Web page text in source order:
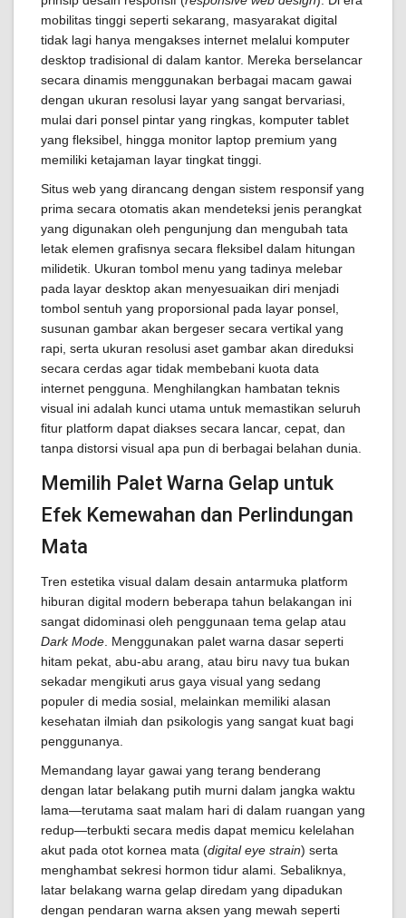
mobilitas tinggi seperti sekarang, masyarakat digital
tidak lagi hanya mengakses internet melalui komputer
desktop tradisional di dalam kantor. Mereka berselancar
secara dinamis menggunakan berbagai macam gawai
dengan ukuran resolusi layar yang sangat bervariasi,
mulai dari ponsel pintar yang ringkas, komputer tablet
yang fleksibel, hingga monitor laptop premium yang
memiliki ketajaman layar tingkat tinggi.
Situs web yang dirancang dengan sistem responsif yang
prima secara otomatis akan mendeteksi jenis perangkat
yang digunakan oleh pengunjung dan mengubah tata
letak elemen grafisnya secara fleksibel dalam hitungan
milidetik. Ukuran tombol menu yang tadinya melebar
pada layar desktop akan menyesuaikan diri menjadi
tombol sentuh yang proporsional pada layar ponsel,
susunan gambar akan bergeser secara vertikal yang
rapi, serta ukuran resolusi aset gambar akan direduksi
secara cerdas agar tidak membebani kuota data
internet pengguna. Menghilangkan hambatan teknis
visual ini adalah kunci utama untuk memastikan seluruh
fitur platform dapat diakses secara lancar, cepat, dan
tanpa distorsi visual apa pun di berbagai belahan dunia.
Memilih Palet Warna Gelap untuk
Efek Kemewahan dan Perlindungan
Mata
Tren estetika visual dalam desain antarmuka platform
hiburan digital modern beberapa tahun belakangan ini
sangat didominasi oleh penggunaan tema gelap atau
Dark Mode . Menggunakan palet warna dasar seperti
hitam pekat, abu-abu arang, atau biru navy tua bukan
sekadar mengikuti arus gaya visual yang sedang
populer di media sosial, melainkan memiliki alasan
kesehatan ilmiah dan psikologis yang sangat kuat bagi
penggunanya.
Memandang layar gawai yang terang benderang
dengan latar belakang putih murni dalam jangka waktu
lama—terutama saat malam hari di dalam ruangan yang
redup—terbukti secara medis dapat memicu kelelahan
akut pada otot kornea mata (digital eye strain) serta
menghambat sekresi hormon tidur alami. Sebaliknya,
latar belakang warna gelap diredam yang dipadukan
dengan pendaran warna aksen yang mewah seperti